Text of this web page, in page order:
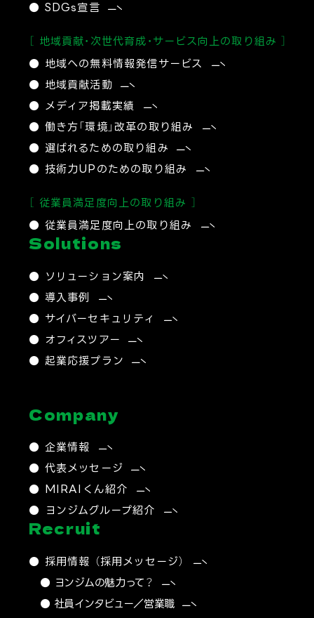
● SDGs宣言
［ 地域貢献・次世代育成・サービス向上の取り組み ］
● 地域への無料情報発信サービス
● 地域貢献活動
● メディア掲載実績
● 働き方「環境」改革の取り組み
● 選ばれるための取り組み
● 技術力UPのための取り組み
［ 従業員満足度向上の取り組み ］
● 従業員満足度向上の取り組み
Solutions
● ソリューション案内
● 導入事例
● サイバーセキュリティ​
● オフィスツアー
● 起業応援プラン
Company
● 企業情報
● 代表メッセージ
● MIRAIくん紹介
● ヨンジムグループ紹介
Recruit
● 採用情報 （採用メッセージ）
● ヨンジムの魅力って？
● 社員インタビュー／営業職